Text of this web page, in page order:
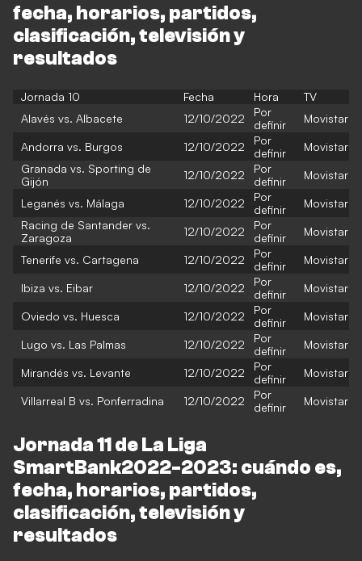
fecha, horarios, partidos,
clasificación, televisión y
resultados
Jornada 10 Fecha Hora
TV
Alavés vs. Albacete
12/10/2022
Por
definir
Movistar
Andorra vs. Burgos 12/10/2022
Por
definir
Movistar
Granada vs. Sporting de
Gijón
12/10/2022
Por
definir
Movistar
Leganés vs. Málaga 12/10/2022
Por
definir
Movistar
Racing de Santander vs.
Zaragoza
12/10/2022
Por
definir
Movistar
Tenerife vs. Cartagena 12/10/2022
Por
definir
Movistar
Ibiza vs. Eibar 12/10/2022
Por
definir
Movistar
Oviedo vs. Huesca 12/10/2022
Por
definir
Movistar
Lugo vs. Las Palmas 12/10/2022
Por
definir
Movistar
Mirandés vs. Levante 12/10/2022
Por
definir
Movistar
Villarreal B vs. Ponferradina 12/10/2022
Por
definir
Movistar
Jornada 11 de La Liga
SmartBank2022-2023: cuándo es,
fecha, horarios, partidos,
clasificación, televisión y
resultados